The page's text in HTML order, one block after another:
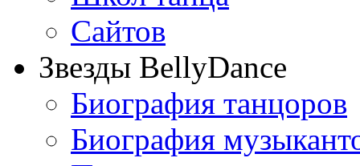
Сайтов
Звезды BellyDance
Биография танцоров
Биография